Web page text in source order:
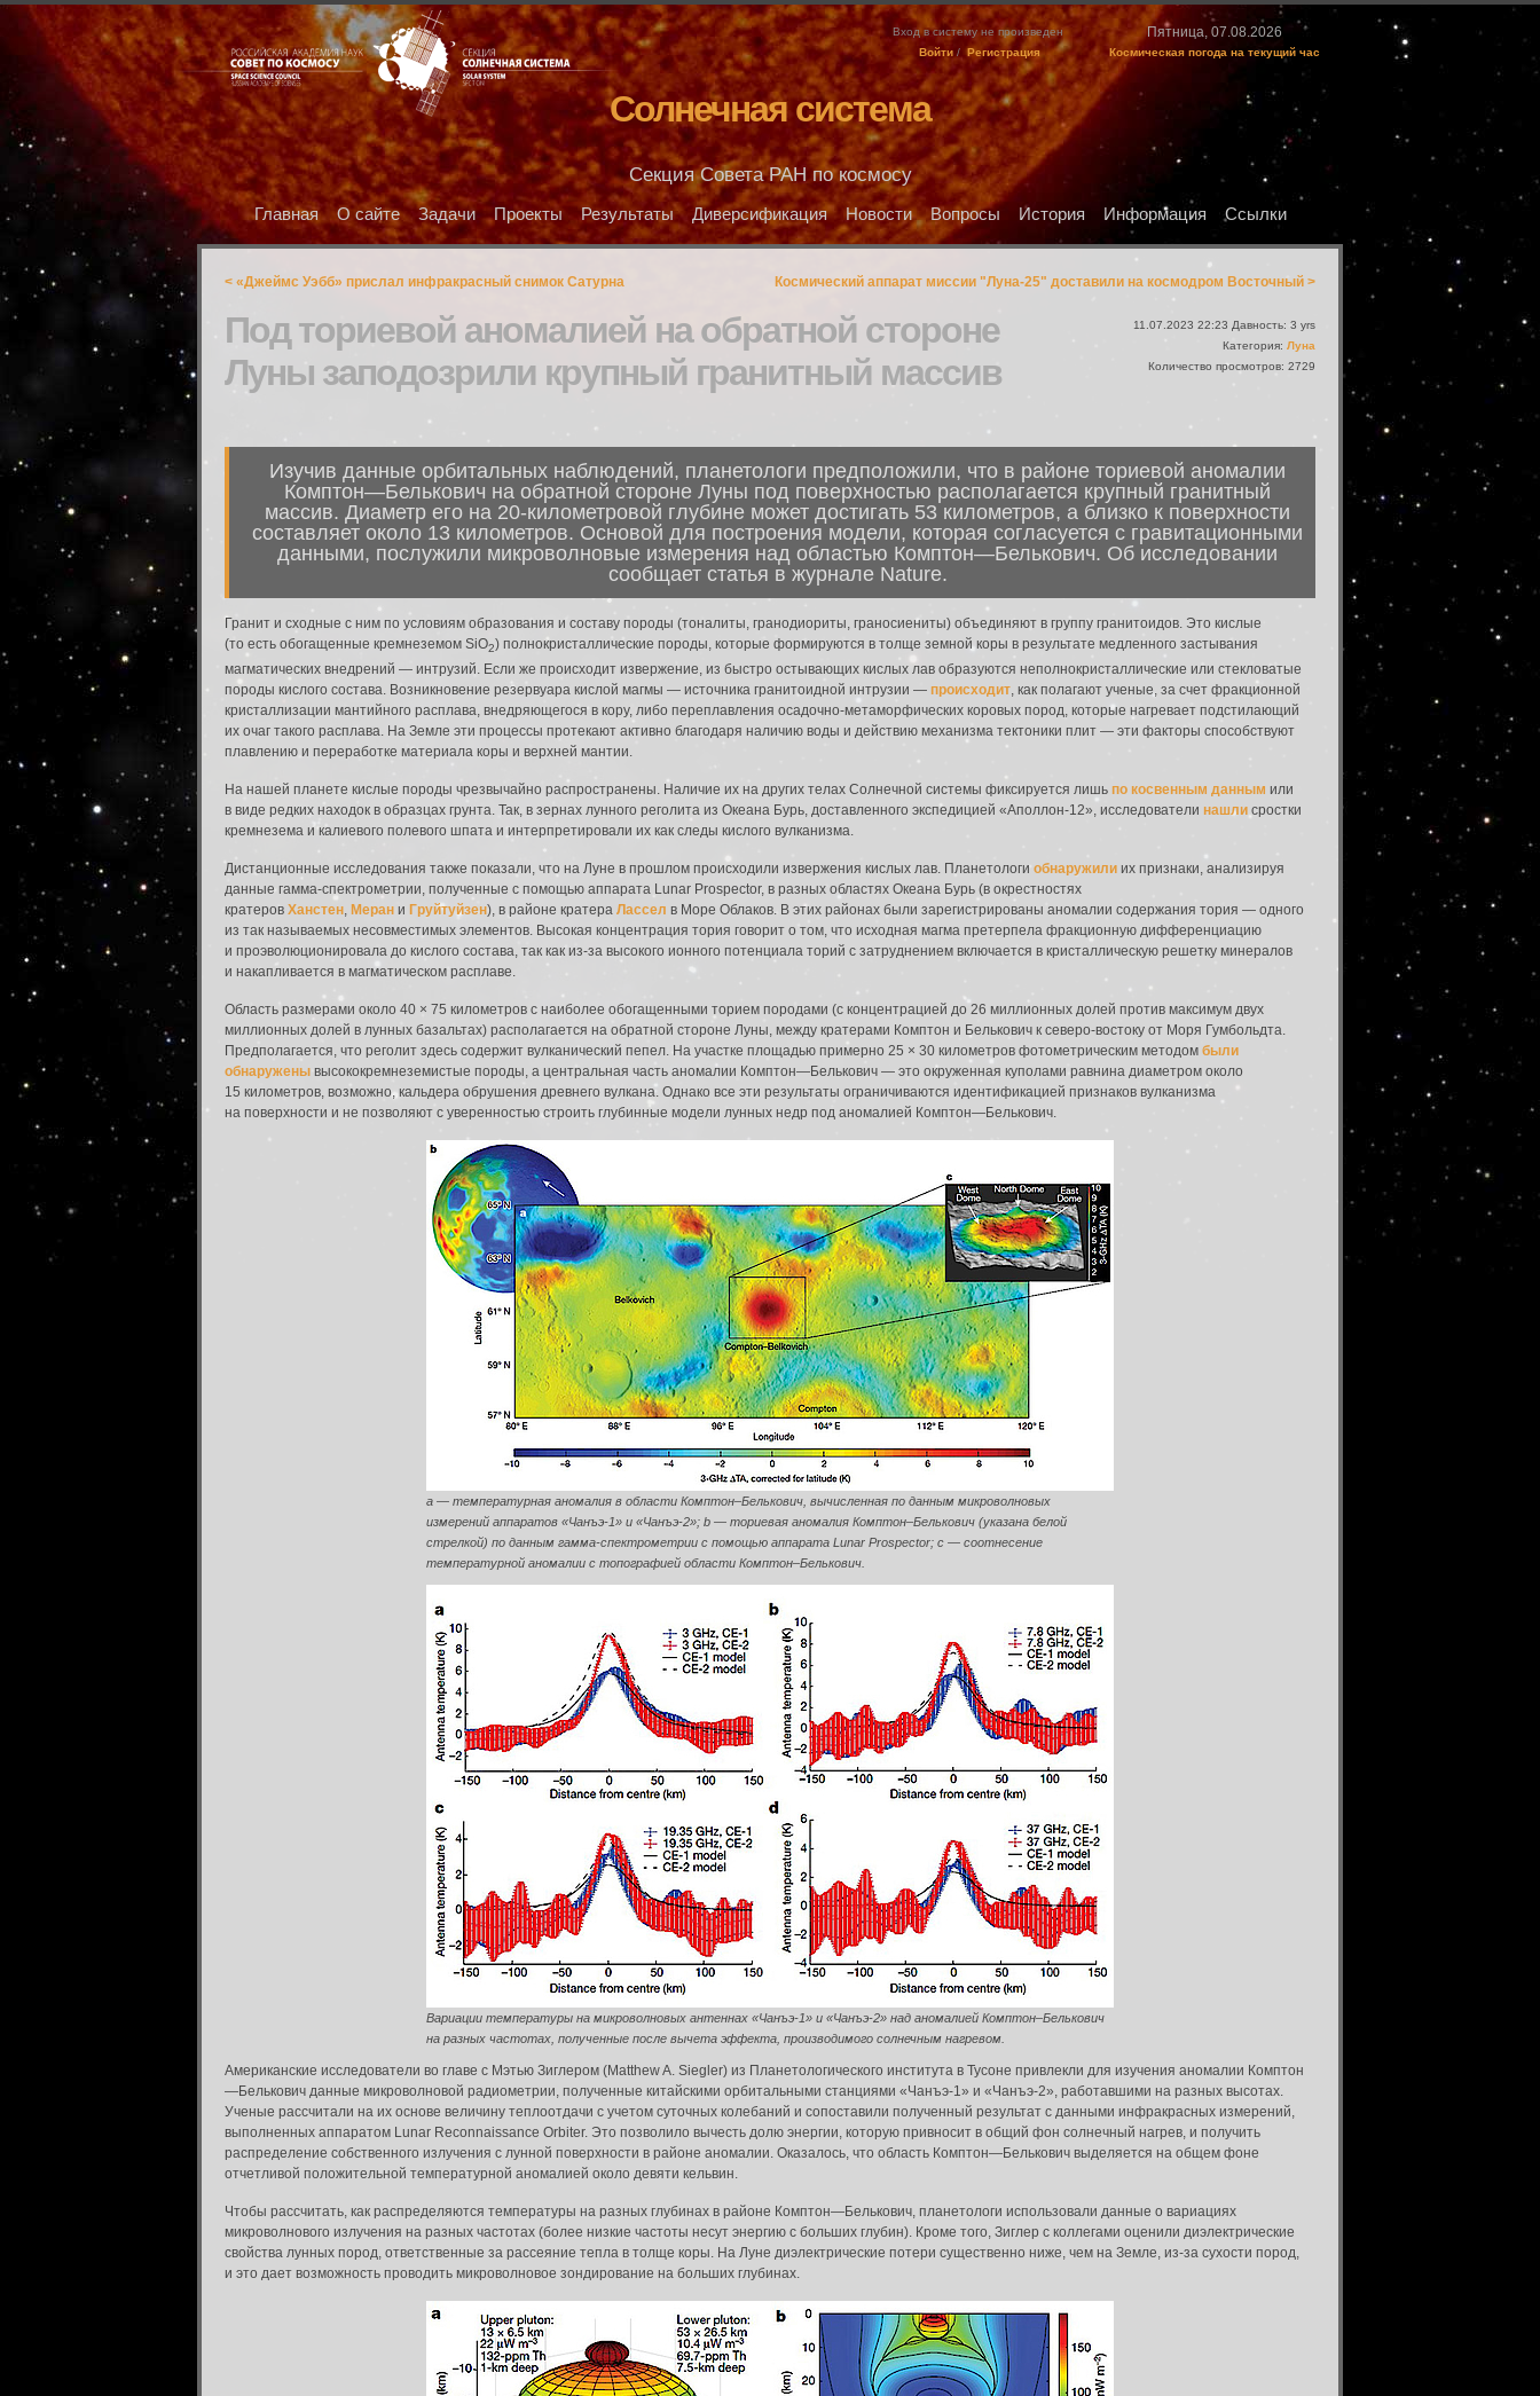
Пятница, 07.08.2026
Космическая погода на текущий час
Вход в систему не произведен
Войти / Регистрация
Солнечная система
Секция Совета РАН по космосу
Главная О сайте Задачи Проекты Результаты Диверсификация Новости Вопросы История Информация Ссылки
Космический аппарат миссии "Луна-25" доставили на космодром Восточный >
< «Джеймс Уэбб» прислал инфракрасный снимок Сатурна
11.07.2023 22:23 Давность: 3 yrs
Категория: Луна
Количество просмотров: 2729
Под ториевой аномалией на обратной стороне
Луны заподозрили крупный гранитный массив
Изучив данные орбитальных наблюдений, планетологи предположили, что в районе ториевой аномалии
Комптон—Белькович на обратной стороне Луны под поверхностью располагается крупный гранитный
массив. Диаметр его на 20-километровой глубине может достигать 53 километров, а близко к поверхности
составляет около 13 километров. Основой для построения модели, которая согласуется с гравитационными
данными, послужили микроволновые измерения над областью Комптон—Белькович. Об исследовании
сообщает статья в журнале Nature.
Гранит и сходные с ним по условиям образования и составу породы (тоналиты, гранодиориты, граносиениты) объединяют в группу гранитоидов. Это кислые
(то есть обогащенные кремнеземом SiO2) полнокристаллические породы, которые формируются в толще земной коры в результате медленного застывания
магматических внедрений ― интрузий. Если же происходит извержение, из быстро остывающих кислых лав образуются неполнокристаллические или стекловатые
породы кислого состава. Возникновение резервуара кислой магмы ― источника гранитоидной интрузии ― происходит, как полагают ученые, за счет фракционной
кристаллизации мантийного расплава, внедряющегося в кору, либо переплавления осадочно-метаморфических коровых пород, которые нагревает подстилающий
их очаг такого расплава. На Земле эти процессы протекают активно благодаря наличию воды и действию механизма тектоники плит ― эти факторы способствуют
плавлению и переработке материала коры и верхней мантии.
На нашей планете кислые породы чрезвычайно распространены. Наличие их на других телах Солнечной системы фиксируется лишь по косвенным данным или
в виде редких находок в образцах грунта. Так, в зернах лунного реголита из Океана Бурь, доставленного экспедицией «Аполлон-12», исследователи нашли сростки
кремнезема и калиевого полевого шпата и интерпретировали их как следы кислого вулканизма.
Дистанционные исследования также показали, что на Луне в прошлом происходили извержения кислых лав. Планетологи обнаружили их признаки, анализируя
данные гамма-спектрометрии, полученные с помощью аппарата Lunar Prospector, в разных областях Океана Бурь (в окрестностях
кратеров Ханстен, Меран и Груйтуйзен), в районе кратера Лассел в Море Облаков. В этих районах были зарегистрированы аномалии содержания тория ― одного
из так называемых несовместимых элементов. Высокая концентрация тория говорит о том, что исходная магма претерпела фракционную дифференциацию
и проэволюционировала до кислого состава, так как из-за высокого ионного потенциала торий с затруднением включается в кристаллическую решетку минералов
и накапливается в магматическом расплаве.
Область размерами около 40 × 75 километров с наиболее обогащенными торием породами (с концентрацией до 26 миллионных долей против максимум двух
миллионных долей в лунных базальтах) располагается на обратной стороне Луны, между кратерами Комптон и Белькович к северо-востоку от Моря Гумбольдта.
Предполагается, что реголит здесь содержит вулканический пепел. На участке площадью примерно 25 × 30 километров фотометрическим методом были
обнаружены высококремнеземистые породы, а центральная часть аномалии Комптон—Белькович ― это окруженная куполами равнина диаметром около
15 километров, возможно, кальдера обрушения древнего вулкана. Однако все эти результаты ограничиваются идентификацией признаков вулканизма
на поверхности и не позволяют с уверенностью строить глубинные модели лунных недр под аномалией Комптон—Белькович.
a ― температурная аномалия в области Комптон–Белькович, вычисленная по данным микроволновых
измерений аппаратов «Чанъэ-1» и «Чанъэ-2»; b ― ториевая аномалия Комптон–Белькович (указана белой
стрелкой) по данным гамма-спектрометрии с помощью аппарата Lunar Prospector; c ― соотнесение
температурной аномалии с топографией области Комптон–Белькович.
Вариации температуры на микроволновых антеннах «Чанъэ-1» и «Чанъэ-2» над аномалией Комптон–Белькович
на разных частотах, полученные после вычета эффекта, производимого солнечным нагревом.
Американские исследователи во главе с Мэтью Зиглером (Matthew A. Siegler) из Планетологического института в Тусоне привлекли для изучения аномалии Комптон
—Белькович данные микроволновой радиометрии, полученные китайскими орбитальными станциями «Чанъэ-1» и «Чанъэ-2», работавшими на разных высотах.
Ученые рассчитали на их основе величину теплоотдачи с учетом суточных колебаний и сопоставили полученный результат с данными инфракрасных измерений,
выполненных аппаратом Lunar Reconnaissance Orbiter. Это позволило вычесть долю энергии, которую привносит в общий фон солнечный нагрев, и получить
распределение собственного излучения с лунной поверхности в районе аномалии. Оказалось, что область Комптон—Белькович выделяется на общем фоне
отчетливой положительной температурной аномалией около девяти кельвин.
Чтобы рассчитать, как распределяются температуры на разных глубинах в районе Комптон—Белькович, планетологи использовали данные о вариациях
микроволнового излучения на разных частотах (более низкие частоты несут энергию с больших глубин). Кроме того, Зиглер с коллегами оценили диэлектрические
свойства лунных пород, ответственные за рассеяние тепла в толще коры. На Луне диэлектрические потери существенно ниже, чем на Земле, из-за сухости пород,
и это дает возможность проводить микроволновое зондирование на больших глубинах.